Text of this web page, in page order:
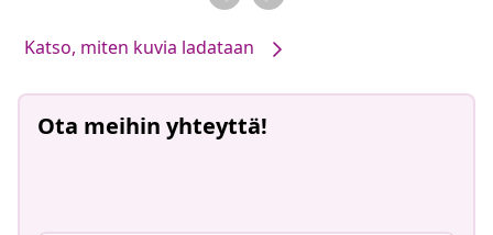
Katso, miten kuvia ladataan
Ota meihin yhteyttä!